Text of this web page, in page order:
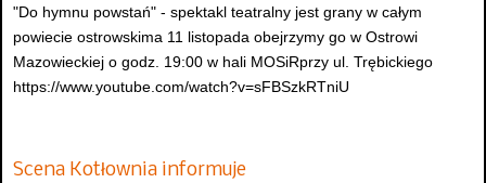
"Do hymnu powstań" - spektakl teatralny jest grany w całym
powiecie ostrowskima 11 listopada obejrzymy go w Ostrowi
Mazowieckiej o godz. 19:00 w hali MOSiRprzy ul. Trębickiego
https://www.youtube.com/watch?v=sFBSzkRTniU
Scena Kotłownia informuje